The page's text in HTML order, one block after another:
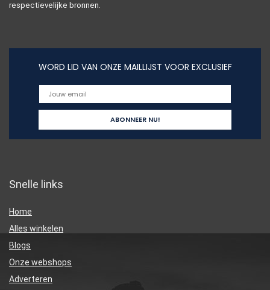
respectievelijke bronnen.
WORD LID VAN ONZE MAILLIJST VOOR EXCLUSIEF
Snelle links
Home
Alles winkelen
Blogs
Onze webshops
Adverteren